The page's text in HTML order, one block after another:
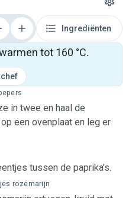
Ingrediënten
tot 160 °C.
in twee en haal de
een ovenplaat en leg er
tussen de paprika’s.
rozemarijn